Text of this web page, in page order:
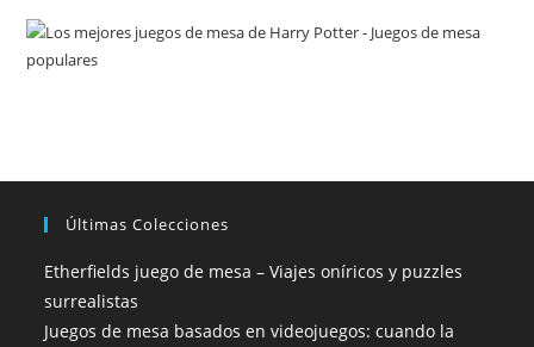
Últimas Colecciones
Etherfields juego de mesa – Viajes oníricos y puzzles
surrealistas
Juegos de mesa basados en videojuegos: cuando la